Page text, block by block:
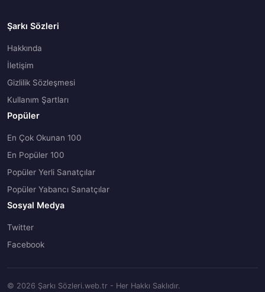
Şarkı Sözleri
Hakkında
İletişim
Gizlilik Sözleşmesi
Kullanım Şartları
Popüler
En Çok Okunan 100
En Popüler 100
Popüler Yerli Sanatçılar
Popüler Yabancı Sanatçılar
Sosyal Medya
Twitter
Facebook
© 2026 Şarkı Sözleri.web.tr - Her Hakkı Saklıdır.